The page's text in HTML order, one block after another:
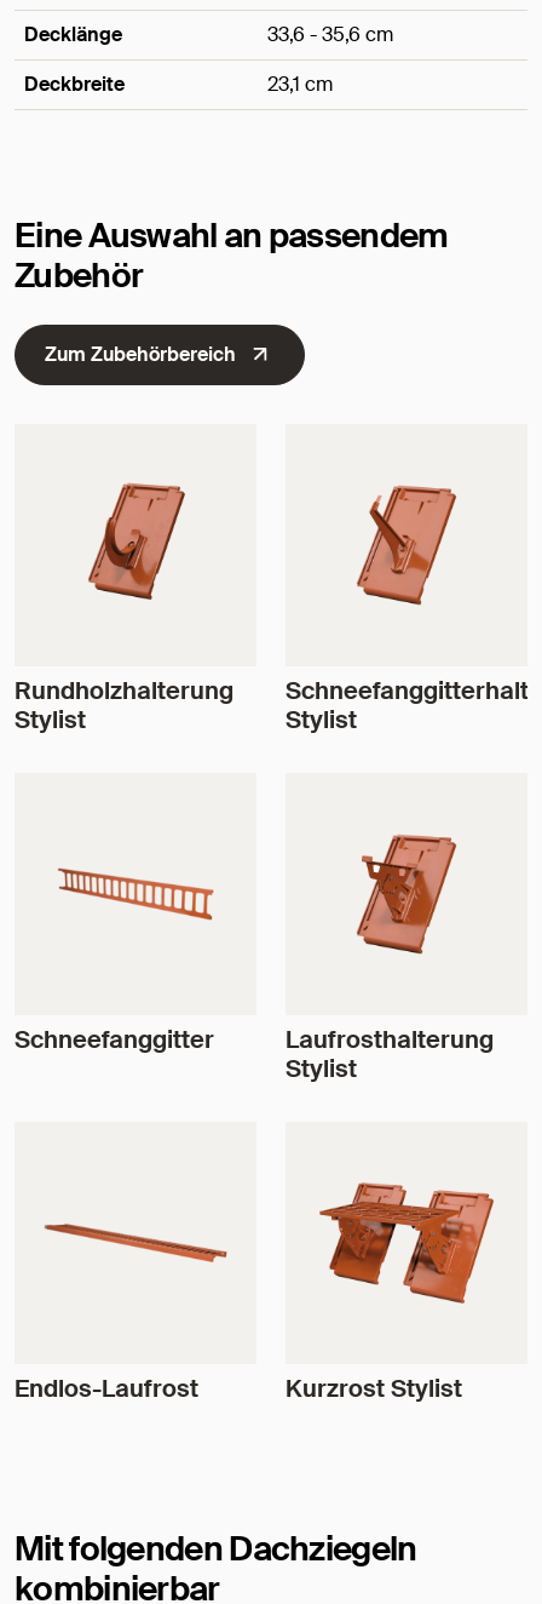
Decklänge
33,6 - 35,6 cm
Deckbreite
23,1 cm
Eine Auswahl an passendem
Zubehör
Zum Zubehörbereich
Rundholzhalterung
Stylist
Stylist
Schneefanggitter
Laufrosthalterung
Stylist
Endlos-Laufrost Kurzrost Stylist
Mit folgenden Dachziegeln
kombinierbar